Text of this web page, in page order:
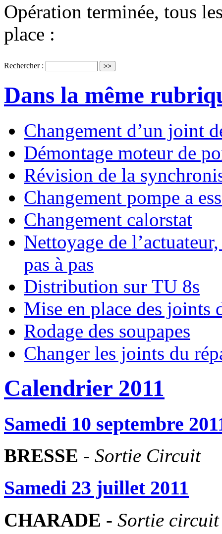
Opération terminée, tous
place :
Rechercher :
Dans la même
Changement d’un joint
Démontage moteur de
Révision de la
Changement pompe a
Changement calorstat
Nettoyage de
pas à pas
Distribution sur TU 8s
Mise en place des joints
Rodage des soupapes
Changer les joints du
Calendrier 2011
Samedi 10 septembre
BRESSE - Sortie Circuit
Samedi 23 juillet 2011
CHARADE - Sortie circuit